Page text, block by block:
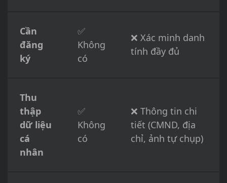
Cần
đăng
ký
✅
Không
có
❌ Xác minh danh
tính đầy đủ
Thu
thập
dữ liệu
cá
nhân
✅
Không
có
❌ Thông tin chi
tiết (CMND, địa
chỉ, ảnh tự chụp)